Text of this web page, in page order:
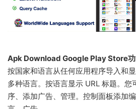
Apk Download Google Play Store功
按国家和语言从任何应用程序导入和
多种语言。按语言显示 URL 标题。您
序、添加广告、管理。控制面板添加